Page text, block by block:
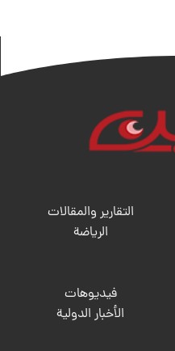
التقارير والمقالات
الریاضة
فيديوهات
الأخبار الدولية